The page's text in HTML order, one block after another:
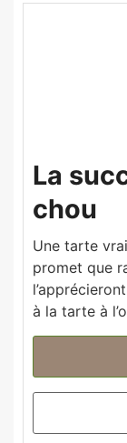
La
chou
Une tarte
promet que
à la tarte à